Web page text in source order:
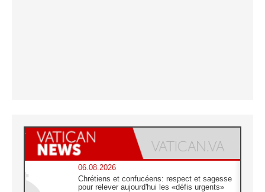
06.08.2026
Chrétiens et confucéens: respect et sagesse
pour relever aujourd'hui les «défis urgents»